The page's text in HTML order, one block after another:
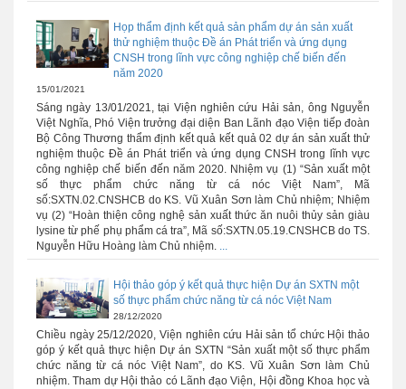
Họp thẩm định kết quả sản phẩm dự án sản xuất
thử nghiệm thuộc Đề án Phát triển và ứng dụng
CNSH trong lĩnh vực công nghiệp chế biến đến
năm 2020
15/01/2021
Sáng ngày 13/01/2021, tại Viện nghiên cứu Hải sản, ông Nguyễn
Việt Nghĩa, Phó Viện trưởng đại diện Ban Lãnh đạo Viện tiếp đoàn
Bộ Công Thương thẩm định kết quả kết quả 02 dự án sản xuất thử
nghiệm thuộc Đề án Phát triển và ứng dụng CNSH trong lĩnh vực
công nghiệp chế biến đến năm 2020. Nhiệm vụ (1) “Sản xuất một
số thực phẩm chức năng từ cá nóc Việt Nam”, Mã
số:SXTN.02.CNSHCB do KS. Vũ Xuân Sơn làm Chủ nhiệm; Nhiệm
vụ (2) “Hoàn thiện công nghệ sản xuất thức ăn nuôi thủy sản giàu
lysine từ phế phụ phẩm cá tra”, Mã số:SXTN.05.19.CNSHCB do TS.
Nguyễn Hữu Hoàng làm Chủ nhiệm. ...
Hội thảo góp ý kết quả thực hiện Dự án SXTN một
số thực phẩm chức năng từ cá nóc Việt Nam
28/12/2020
Chiều ngày 25/12/2020, Viện nghiên cứu Hải sản tổ chức Hội thảo
góp ý kết quả thực hiện Dự án SXTN “Sản xuất một số thực phẩm
chức năng từ cá nóc Việt Nam”, do KS. Vũ Xuân Sơn làm Chủ
nhiệm. Tham dự Hội thảo có Lãnh đạo Viện, Hội đồng Khoa học và